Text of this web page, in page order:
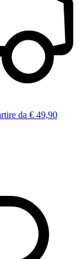
da € 49,90